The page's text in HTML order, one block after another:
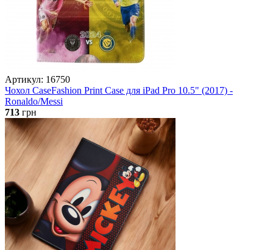
Артикул: 16750
Чохол CaseFashion Print Case для iPad Pro 10.5" (2017) -
Ronaldo/Messi
713 грн